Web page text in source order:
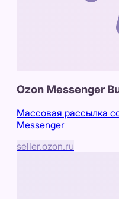
Ozon Messenger
Массовая рассылка
Messenger
seller.ozon.ru